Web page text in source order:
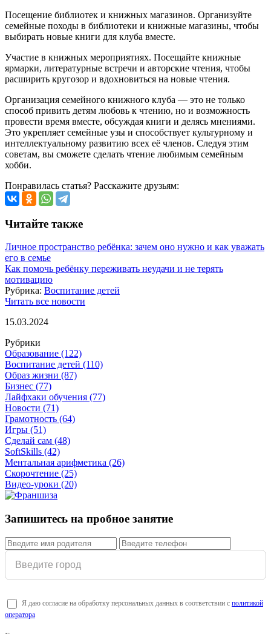
Посещение библиотек и книжных магазинов. Организуйте
семейные походы в библиотеки и книжные магазины, чтобы
выбирать новые книги для клуба вместе.
Участие в книжных мероприятиях. Посещайте книжные
ярмарки, литературные встречи и авторские чтения, чтобы
расширить кругозор и вдохновиться на новые чтения.
Организация семейного книжного клуба — это не только
способ привить детям любовь к чтению, но и возможность
провести время вместе, обсуждая книги и делясь мнениями.
Это укрепляет семейные узы и способствует культурному и
интеллектуальному развитию всех её членов. Следуя этим
советам, вы сможете сделать чтение любимым семейным
хобби.
Понравилась статья? Расскажите друзьям:
Читайте также
Личное пространство ребёнка: зачем оно нужно и как уважать
его в семье
Как помочь ребёнку переживать неудачи и не терять
мотивацию
Рубрика: Воспитание детей
Читать все новости
15.03.2024
Рубрики
Образование (122)
Воспитание детей (110)
Образ жизни (87)
Бизнес (77)
Лайфхаки обучения (77)
Новости (71)
Грамотность (64)
Игры (51)
Сделай сам (48)
SoftSkills (42)
Ментальная арифметика (26)
Скорочтение (25)
Видео-уроки (20)
Запишитесь на пробное занятие
Я даю согласие на обработку персональных данных в соответствии с политикой
оператора